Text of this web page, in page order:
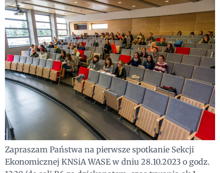
Zapraszam Państwa na pierwsze spotkanie Sekcji
Ekonomicznej KNSiA WASE w dniu 28.10.2023 o godz.